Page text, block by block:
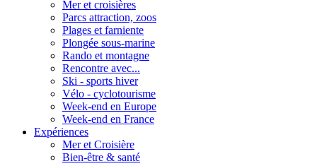
Mer et croisières
Parcs attraction, zoos
Plages et farniente
Plongée sous-marine
Rando et montagne
Rencontre avec...
Ski - sports hiver
Vélo - cyclotourisme
Week-end en Europe
Week-end en France
Expériences
Mer et Croisière
Bien-être & santé